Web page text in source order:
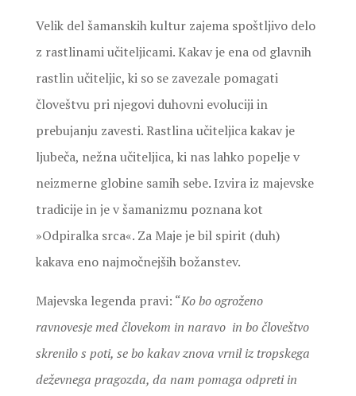
Velik del šamanskih kultur zajema spoštljivo delo
z rastlinami učiteljicami. Kakav je ena od glavnih
rastlin učiteljic, ki so se zavezale pomagati
človeštvu pri njegovi duhovni evoluciji in
prebujanju zavesti. Rastlina učiteljica kakav je
ljubeča, nežna učiteljica, ki nas lahko popelje v
neizmerne globine samih sebe. Izvira iz majevske
tradicije in je v šamanizmu poznana kot
»Odpiralka srca«. Za Maje je bil spirit (duh)
kakava eno najmočnejših božanstev.
Majevska legenda pravi: “Ko bo ogroženo
ravnovesje med človekom in naravo in bo človeštvo
skrenilo s poti, se bo kakav znova vrnil iz tropskega
deževnega pragozda, da nam pomaga odpreti in